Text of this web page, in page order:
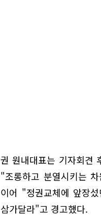
권 원내대표는 기자회견
"조롱하고 분열시키는
이어 "정권교체에 앞장
삼가달라"고 경고했다.